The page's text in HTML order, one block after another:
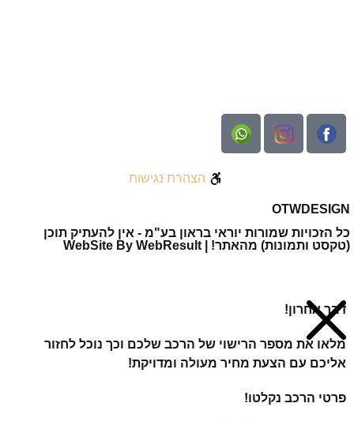
הצהרת נגישות
OTWDESIGN
כל הזכויות שמורות יוראי בראון בע"מ - אין להעתיק תוכן
(טקסט ותמונות) מהאתר! | WebSite By WebResult
דבר אחרון!
מלאו את מספר הרישוי של הרכב שלכם וכך נוכל לחזור
אליכם עם הצעת מחיר מעולה ומדויקת!
פרטי הרכב נקלטו!